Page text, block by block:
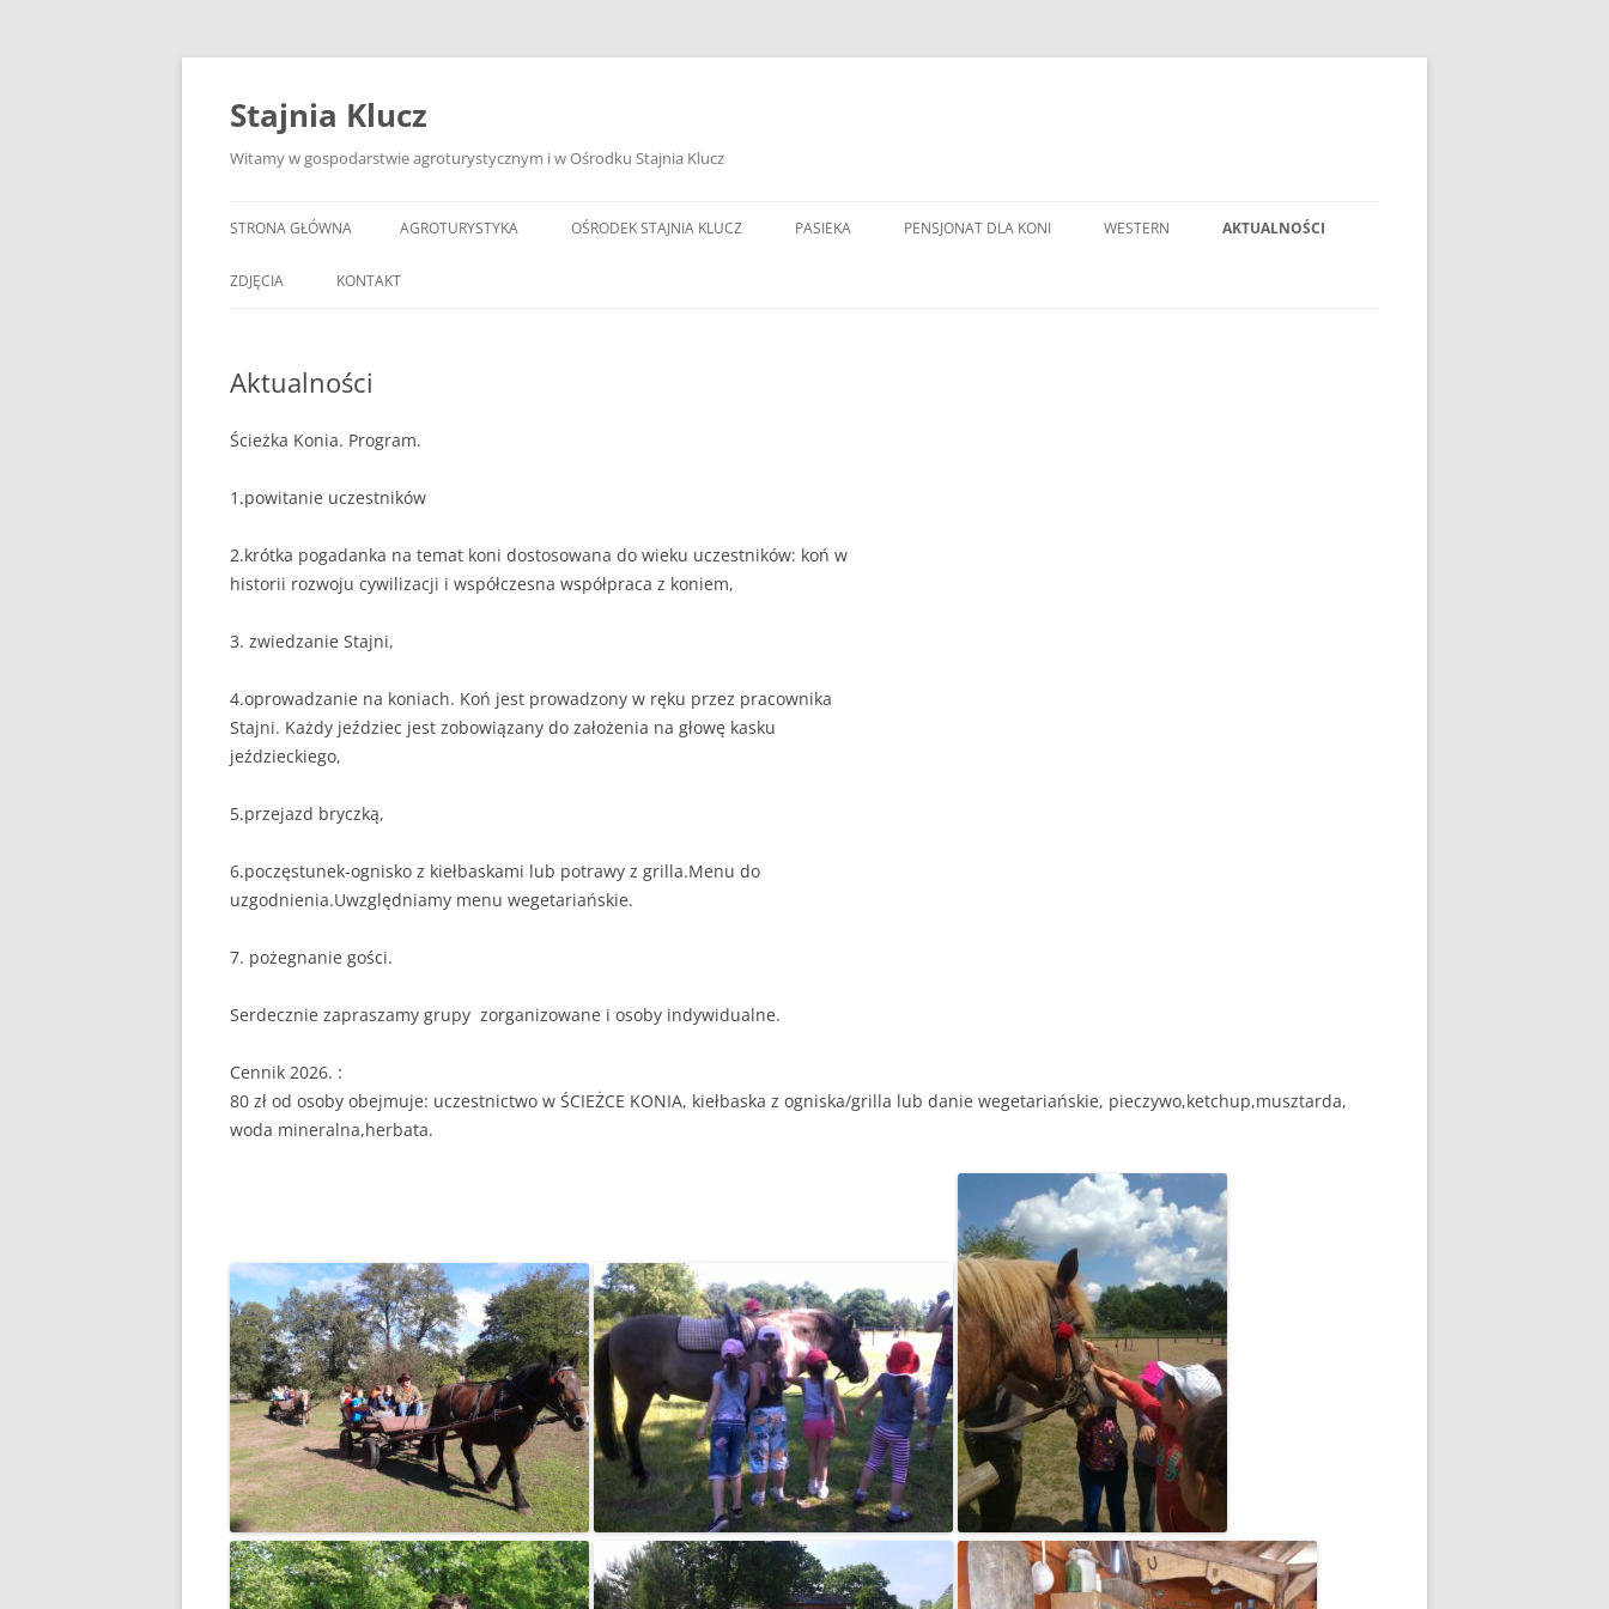
Przejdź
Stajnia Klucz
Witamy w gospodarstwie agroturystycznym i w Ośrodku Stajnia Klucz
STRONA GŁÓWNA AGROTURYSTYKA OŚRODEK STAJNIA KLUCZ PASIEKA PENSJONAT DLA KONI WESTERN AKTUALNOŚCI
ZDJĘCIA KONTAKT
Aktualności
Ścieżka Konia. Program.
1.powitanie uczestników
2.krótka pogadanka na temat koni dostosowana do wieku uczestników: koń w
historii rozwoju cywilizacji i współczesna współpraca z koniem,
3. zwiedzanie Stajni,
4.oprowadzanie na koniach. Koń jest prowadzony w ręku przez pracownika
Stajni. Każdy jeździec jest zobowiązany do założenia na głowę kasku
jeździeckiego,
5.przejazd bryczką,
6.poczęstunek-ognisko z kiełbaskami lub potrawy z grilla.Menu do
uzgodnienia.Uwzględniamy menu wegetariańskie.
7. pożegnanie gości.
Serdecznie zapraszamy grupy zorganizowane i osoby indywidualne.
Cennik 2026. :
80 zł od osoby obejmuje: uczestnictwo w ŚCIEŻCE KONIA, kiełbaska z ogniska/grilla lub danie wegetariańskie, pieczywo,ketchup,musztarda,
woda mineralna,herbata.